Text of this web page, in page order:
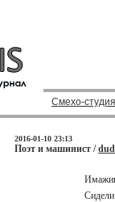
Смехо-студия
2016-01-10 23:13
Поэт и машинист /
Сидели